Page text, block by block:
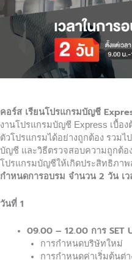
คอร์ส เรียนโปรแกรมบัญชี
งานโปรแกรมบัญชี Express เบื้อ
ตัวโปรแกรมได้อย่างถูกต้อง รวม
บัญชี และวิธีตรวจสอบความถูกต้อ
โปรแกรมบัญชีให้เกิดประสิทธิภาพ
กำหนดการอบรม จำนวน 2 วัน เ
วันที่ 1
09.00 – 12.00 การ SET
การกำหนดบริษัทใหม่
การกำหนดค่าเริ่มต้นต่